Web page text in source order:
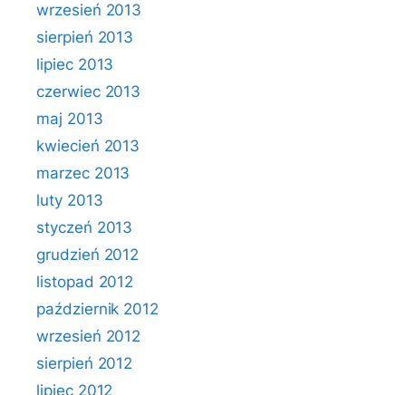
wrzesień 2013
sierpień 2013
lipiec 2013
czerwiec 2013
maj 2013
kwiecień 2013
marzec 2013
luty 2013
styczeń 2013
grudzień 2012
listopad 2012
październik 2012
wrzesień 2012
sierpień 2012
lipiec 2012